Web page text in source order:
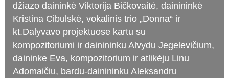
džiazo daininkė Viktorija Bičkovaitė, dainininkė
Kristina Cibulskė, vokalinis trio „Donna“ ir
kt.Dalyvavo projektuose kartu su
kompozitoriumi ir dainininku Alvydu Jegelevičium,
daininke Eva, kompozitorium ir atlikėju Linu
Adomaičiu, bardu-dainininku Aleksandru